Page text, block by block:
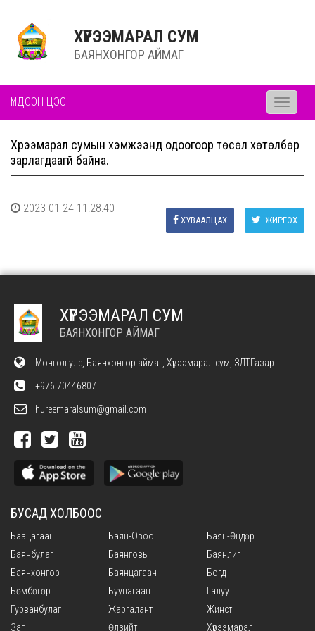
ХҮРЭЭМАРАЛ СУМ
БАЯНХОНГОР АЙМАГ
ҮНДСЭН ЦЭС
Toggle
Хүрээмарал сумын хэмжээнд одоогоор төсөл хөтөлбөр
зарлагдаагүй байна.
2023-01-24 11:28:40
ЖИРГЭХ
ХУВААЛЦАХ
ХҮРЭЭМАРАЛ СУМ
БАЯНХОНГОР АЙМАГ
Монгол улс, Баянхонгор аймаг, Хүрээмарал сум, ЗДТГазар
+976 70446807
hureemaralsum@gmail.com
БУСАД ХОЛБООС
Баацагаан Баян-Овоо
Баян-Өндөр
Баянбулаг
Баянговь
Баянлиг
Баянхонгор
Баянцагаан
Богд
Бөмбөгөр
Бууцагаан
Галуут
Гурванбулаг
Жаргалант
Жинст
Заг
Өлзийт Хүрээмарал